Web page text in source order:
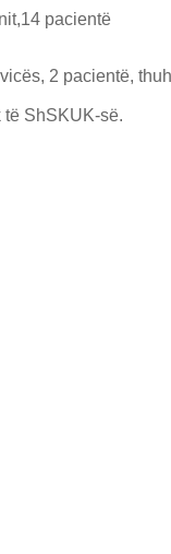
pacientë
2 pacientë,
të ShSKUK-së.